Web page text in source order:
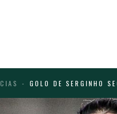
GOLO DE SERGINHO